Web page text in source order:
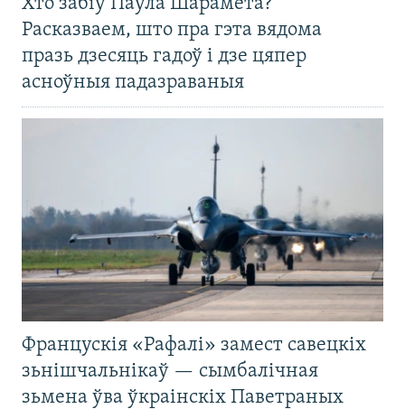
Расказваем, што пра гэта вядома
празь дзесяць гадоў і дзе цяпер
асноўныя падазраваныя
Францускія «Рафалі» замест савецкіх
зьнішчальнікаў — сымбалічная
зьмена ўва ўкраінскіх Паветраных